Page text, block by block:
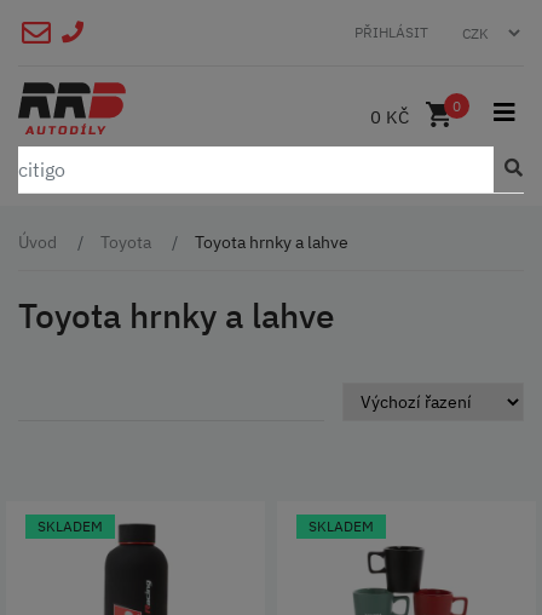
PŘIHLÁSIT
0 KČ 0
Úvod Toyota Toyota hrnky a lahve
Toyota hrnky a lahve
SKLADEM SKLADEM